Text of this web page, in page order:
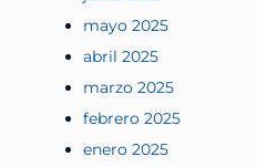
mayo 2025
abril 2025
marzo 2025
febrero 2025
enero 2025